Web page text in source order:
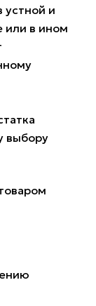
устной и
или в ином
выбору